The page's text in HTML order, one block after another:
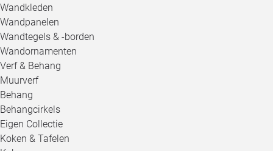
Wandkleden
Wandpanelen
Wandtegels & -borden
Wandornamenten
Verf & Behang
Muurverf
Behang
Behangcirkels
Eigen Collectie
Koken & Tafelen